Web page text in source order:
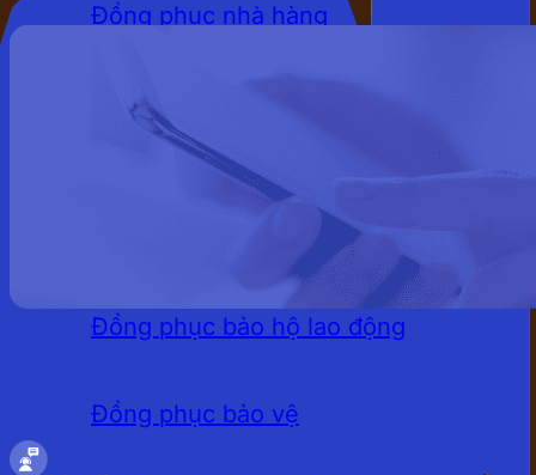
Đồng phục nhà hàng
Đồng phục khách sạn
Đồng phục quán cafe
Đồng phục bảo hộ lao động
Đồng phục bảo vệ